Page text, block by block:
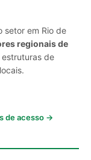
setor em Rio de
regionais de
estruturas de
de acesso →